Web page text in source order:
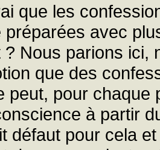
que les
préparées avec
? Nous parions ici,
que des
peut, pour
à partir
défaut pour cela